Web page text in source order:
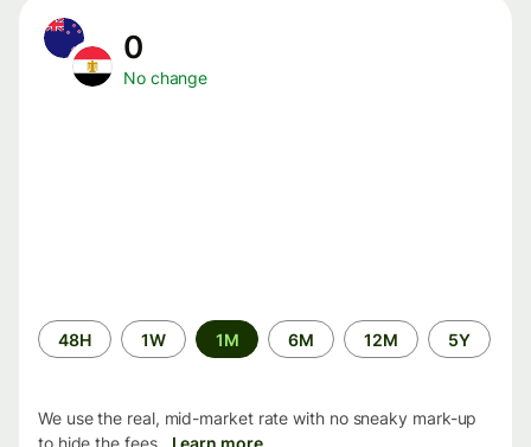
0
No change
Time
period
48H 1W 1M 6M 12M 5Y
We use the real, mid-market rate with no sneaky mark-up